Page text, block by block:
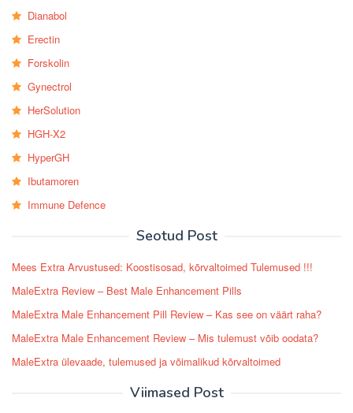
Dianabol
Erectin
Forskolin
Gynectrol
HerSolution
HGH-X2
HyperGH
Ibutamoren
Immune Defence
Seotud Post
Mees Extra Arvustused: Koostisosad, kõrvaltoimed Tulemused !!!
MaleExtra Review – Best Male Enhancement Pills
MaleExtra Male Enhancement Pill Review – Kas see on väärt raha?
MaleExtra Male Enhancement Review – Mis tulemust võib oodata?
MaleExtra ülevaade, tulemused ja võimalikud kõrvaltoimed
Viimased Post